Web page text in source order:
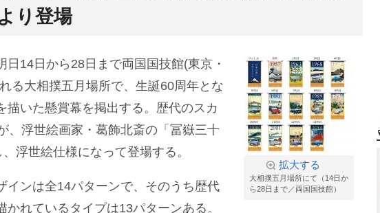
り登場
拡大する
大相撲五月場所にて（14日か
ら28日まで／両国国技館）
日14日から28日まで両国国技館(東京・
る大相撲五月場所で、生誕60周年とな
描いた懸賞幕を掲出する。歴代のスカ
、浮世絵画家・葛飾北斎の「冨嶽三十
、浮世絵仕様になって登場する。
インは全14パターンで、そのうち歴代
かれているタイプは13パターンある。